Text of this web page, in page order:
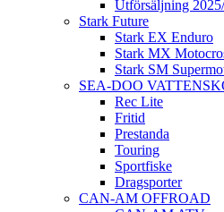
Utförsäljning
Stark Future
Stark EX Enduro
Stark MX
Stark SM
SEA-DOO
Rec Lite
Fritid
Prestanda
Touring
Sportfiske
Dragsporter
CAN-AM OFFROAD